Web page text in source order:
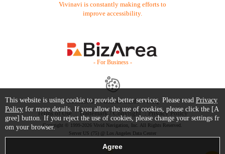
Vivinavi is constantly making efforts to
improve accessibility.
- For Business -
Contact Us Starter Guide
FAQ
Terms of Use
Trademark / Copyright Privacy Policy
Copyright © 1999-2026 Vivid Navigation, Inc. All Rights Reserved.
Server US (75) @ Los Angeles Data Center
This website is using cookie to provide better services. Please read Privacy
Policy for more details. If you allow the use of cookies, please click the [A
gree] button. If you reject the use of cookies, please change your settings fr
om your browser.